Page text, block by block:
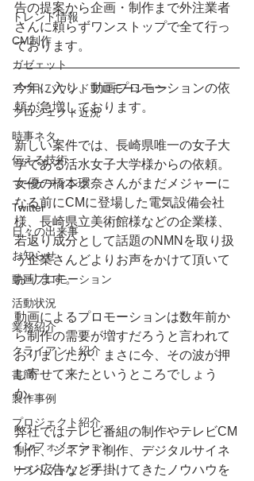
トレンド情報
CM制作
ガゼェット
アウトバウンドプロモーション
プロジェクト近況
時事ネタ
伝える技術
マーケティング
Twitter
日々の出来事
お知らせ
動画プロモーション
活動状況
業務紹介
クライアント紹介
書簡
製作事例
プロジェクト紹介
インフォメーション
リスペクトソング
告の提案から企画・制作まで外注業者
さんに頼らずワンストップで全て行っ
ております。
今年に入り、動画プロモーションの依
頼が急増しております。
新しい案件では、長崎県唯一の女子大
学である活水女子大学様からの依頼。
女優の橋本環奈さんがまだメジャーに
なる前にCMに登場した電気設備会社
様、長崎県立美術館様などの企業様、
若返り成分として話題のNMNを取り扱
う企業さんどよりお声をかけて頂いて
おります。
動画によるプロモーションは数年前か
ら制作の需要が増すだろうと言われて
おりましたが、まさに今、その波が押
し寄せて来たというところでしょう
か。
弊社ではテレビ番組の制作やテレビCM
制作、シネアド制作、デジタルサイネ
ージ広告など手掛けてきたノウハウを